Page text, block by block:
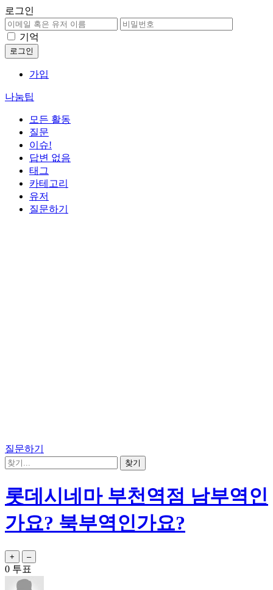
로그인
기억
가입
나눔팁
모든 활동
질문
이슈!
답변 없음
태그
카테고리
유저
질문하기
질문하기
롯데시네마 부천역점 남부역인
가요? 북부역인가요?
0 투표